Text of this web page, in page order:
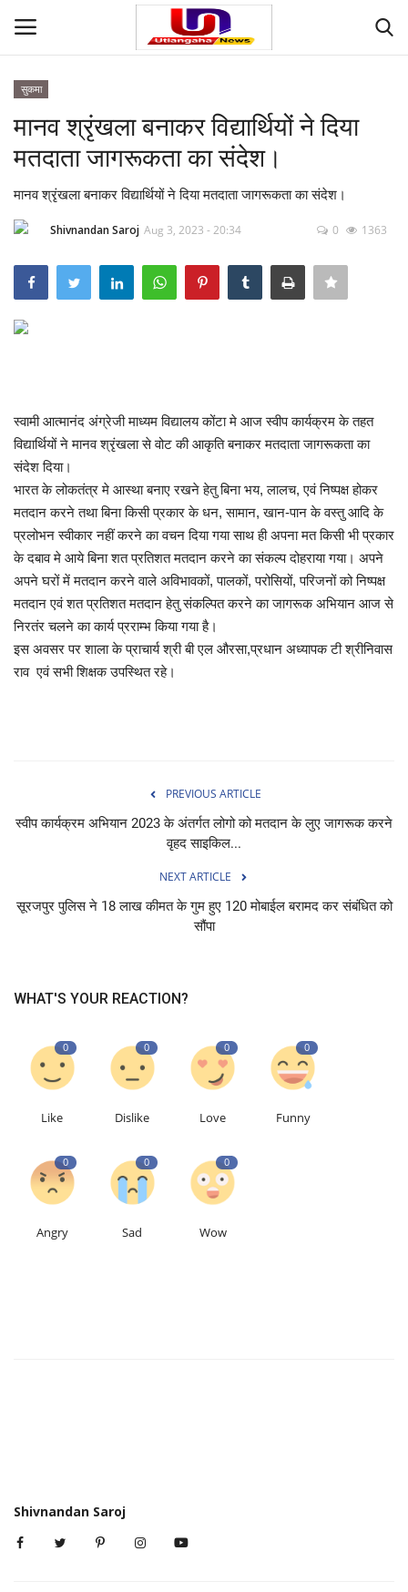
Home
Contact
मनोरंजन
खेल
टेक न्यूज
लाइफस्टाइल
वीडियो
संस्कृति मंच
सुकमा
मानव श्रृंखला बनाकर विद्यार्थियों ने दिया
मतदाता जागरूकता का संदेश।
मानव श्रृंखला बनाकर विद्यार्थियों ने दिया मतदाता जागरूकता का संदेश।
Shivnandan Saroj Aug 3, 2023 - 20:34 0 1363
स्वामी आत्मानंद अंग्रेजी माध्यम विद्यालय कोंटा मे आज स्वीप कार्यक्रम के तहत
विद्यार्थियों ने मानव श्रृंखला से वोट की आकृति बनाकर मतदाता जागरूकता का
संदेश दिया।
भारत के लोकतंत्र मे आस्था बनाए रखने हेतु बिना भय, लालच, एवं निष्पक्ष होकर
मतदान करने तथा बिना किसी प्रकार के धन, सामान, खान-पान के वस्तु आदि के
प्रलोभन स्वीकार नहीं करने का वचन दिया गया साथ ही अपना मत किसी भी प्रकार
के दबाव मे आये बिना शत प्रतिशत मतदान करने का संकल्प दोहराया गया। अपने
अपने घरों में मतदान करने वाले अविभावकों, पालकों, परोसियों, परिजनों को निष्पक्ष
मतदान एवं शत प्रतिशत मतदान हेतु संकल्पित करने का जागरूक अभियान आज से
निरतंर चलने का कार्य प्रराम्भ किया गया है।
इस अवसर पर शाला के प्राचार्य श्री बी एल औरसा,प्रधान अध्यापक टी श्रीनिवास
राव एवं सभी शिक्षक उपस्थित रहे।
PREVIOUS ARTICLE
स्वीप कार्यक्रम अभियान 2023 के अंतर्गत लोगो को मतदान के लुए जागरूक करने
वृहद साइकिल...
NEXT ARTICLE
सूरजपुर पुलिस ने 18 लाख कीमत के गुम हुए 120 मोबाईल बरामद कर संबंधित को
सौंपा
WHAT'S YOUR REACTION?
0
Like
0
Dislike
0
Love
0
Funny
0
Angry
0
Sad
0
Wow
Shivnandan Saroj